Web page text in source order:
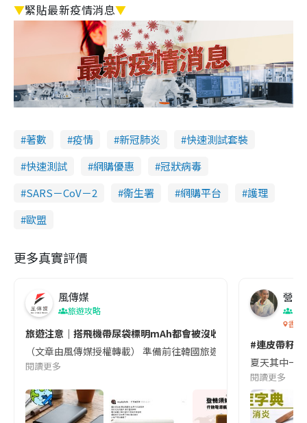
▼緊貼最新疫情消息▼
著數 疫情 新冠肺炎
快速測試套裝
快速測試
網購優惠
冠狀病毒
SARS－CoV－2
衞生署 網購平台
護理
歐盟
更多真實評價
風傳媒
旅遊攻略
旅遊注意｜搭飛機帶尿袋標明mAh都會被沒收😱出發前切記檢查
（文章由風傳媒授權轉載） 準備前往韓國旅遊的民眾，近期要
閱讀更多
營養
香港
#連皮帶籽
夏天其中一
閱讀更多